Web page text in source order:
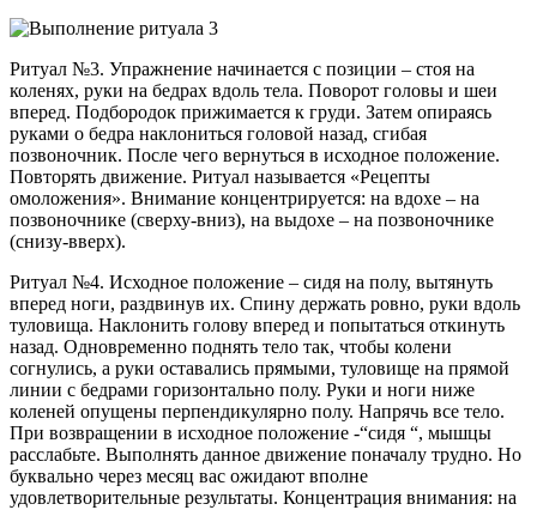
Ритуал №3. Упражнение начинается с позиции – стоя на
коленях, руки на бедрах вдоль тела. Поворот головы и шеи
вперед. Подбородок прижимается к груди. Затем опираясь
руками о бедра наклониться головой назад, сгибая
позвоночник. После чего вернуться в исходное положение.
Повторять движение. Ритуал называется «Рецепты
омоложения». Внимание концентрируется: на вдохе – на
позвоночнике (сверху-вниз), на выдохе – на позвоночнике
(снизу-вверх).
Ритуал №4. Исходное положение – сидя на полу, вытянуть
вперед ноги, раздвинув их. Спину держать ровно, руки вдоль
туловища. Наклонить голову вперед и попытаться откинуть
назад. Одновременно поднять тело так, чтобы колени
согнулись, а руки оставались прямыми, туловище на прямой
линии с бедрами горизонтально полу. Руки и ноги ниже
коленей опущены перпендикулярно полу. Напрячь все тело.
При возвращении в исходное положение -“сидя “, мышцы
расслабьте. Выполнять данное движение поначалу трудно. Но
буквально через месяц вас ожидают вполне
удовлетворительные результаты. Концентрация внимания: на